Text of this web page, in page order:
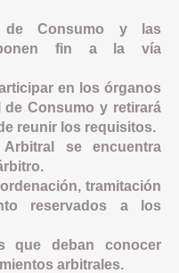
de Consumo y las
ponen fin a la vía
en los órganos
de Consumo y retirará
reunir los requisitos.
se encuentra
tramitación
reservados a los
que deban conocer
arbitrales.